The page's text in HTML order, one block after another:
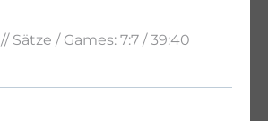
// Sätze / Games: 7:7 / 39:40